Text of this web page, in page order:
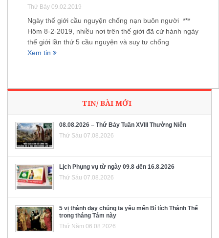
Thứ Bảy 09.02.2019
Ngày thế giới cầu nguyện chống nạn buôn người ***
Hôm 8-2-2019, nhiều nơi trên thế giới đã cử hành ngày
thế giới lần thứ 5 cầu nguyện và suy tư chống
Xem tin
TIN/ BÀI MỚI
08.08.2026 – Thứ Bảy Tuần XVIII Thường Niên
Thứ Sáu 07.08.2026
Lịch Phụng vụ từ ngày 09.8 đến 16.8.2026
Thứ Sáu 07.08.2026
5 vị thánh dạy chúng ta yêu mến Bí tích Thánh Thể
trong tháng Tám này
Thứ Năm 06.08.2026